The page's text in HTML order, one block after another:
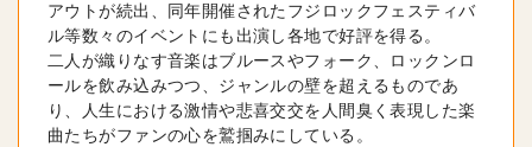
アウトが続出、同年開催されたフジロックフェスティバ
ル等数々のイベントにも出演し各地で好評を得る。
二人が織りなす音楽はブルースやフォーク、ロックンロ
ールを飲み込みつつ、ジャンルの壁を超えるものであ
り、人生における激情や悲喜交交を人間臭く表現した楽
曲たちがファンの心を鷲掴みにしている。